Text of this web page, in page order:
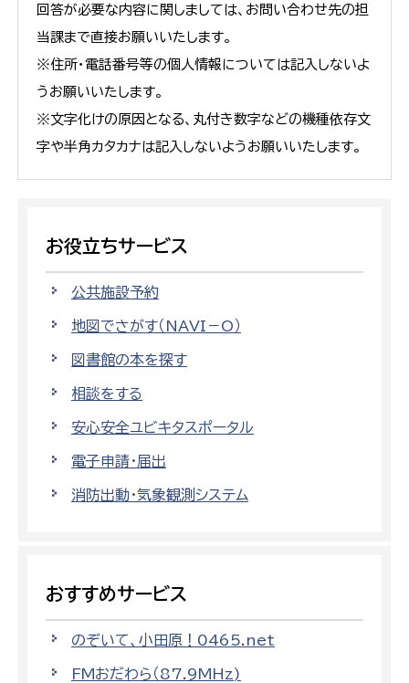
回答が必要な内容に関しましては、お問い合わせ先の担
当課まで直接お願いいたします。
※住所・電話番号等の個人情報については記入しないよ
うお願いいたします。
※文字化けの原因となる、丸付き数字などの機種依存文
字や半角カタカナは記入しないようお願いいたします。
お役立ちサービス
公共施設予約
地図でさがす（NAVI－O）
図書館の本を探す
相談をする
安心安全ユビキタスポータル
電子申請・届出
消防出動・気象観測システム
おすすめサービス
のぞいて、小田原！0465.net
FMおだわら（87.9MHz)